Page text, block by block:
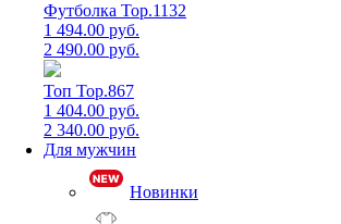
Футболка Top.1132
1 494.00 руб.
2 490.00 руб.
Топ Top.867
1 404.00 руб.
2 340.00 руб.
Для мужчин
Новинки